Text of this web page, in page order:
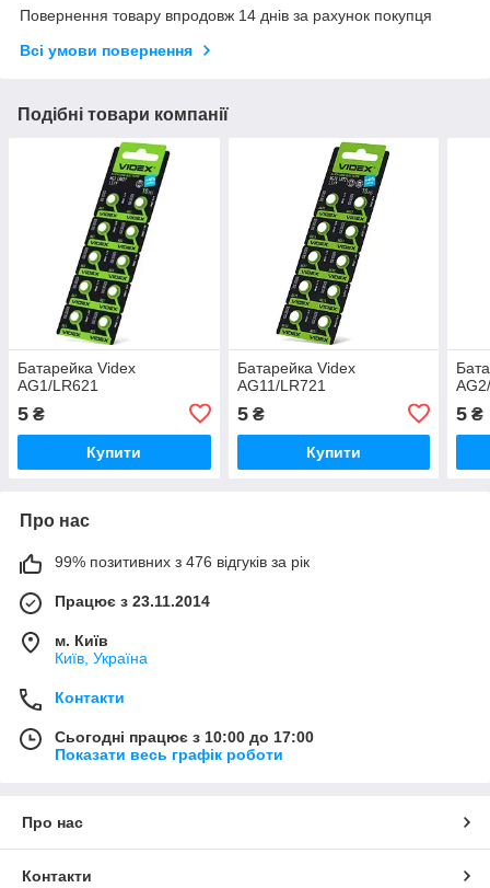
Повернення товару впродовж 14 днів за рахунок покупця
Всі умови повернення
Подібні товари компанії
Батарейка Videx
AG1/LR621
5 ₴
Купити
Батарейка Videx
AG11/LR721
5₴
Купити
5 ₴
Про нас
99% позитивних з 476 відгуків за рік
Працює з 23.11.2014
м. Київ
Київ, Україна
Контакти
Сьогодні працює з 10:00 до 17:00
Показати весь графік роботи
Про нас
Контакти